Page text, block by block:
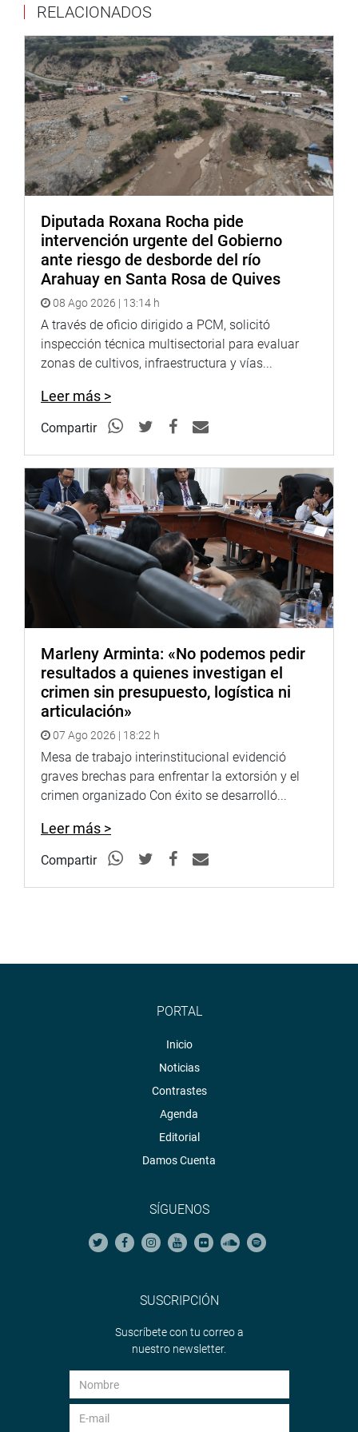
tienen la facultad de proponer temas de trabajo e
iniciativas dentro de su propio marco temático.
Lima, 15 de noviembre de 2021
COMISIÓN DEPUEBLOS ANDINOS
RELACIONADOS
Diputada Roxana Rocha pide
intervención urgente del Gobierno
ante riesgo de desborde del río
Arahuay en Santa Rosa de Quives
08 Ago 2026 | 13:14 h
A través de oficio dirigido a PCM, solicitó
inspección técnica multisectorial para evaluar
zonas de cultivos, infraestructura y vías...
Leer más >
Compartir
Marleny Arminta: «No podemos pedir
resultados a quienes investigan el
crimen sin presupuesto, logística ni
articulación»
07 Ago 2026 | 18:22 h
Mesa de trabajo interinstitucional evidenció
graves brechas para enfrentar la extorsión y el
crimen organizado Con éxito se desarrolló...
Leer más >
Compartir
PORTAL
Inicio
Noticias
Contrastes
Agenda
Editorial
Damos Cuenta
SÍGUENOS
SUSCRIPCIÓN
Suscríbete con tu correo a
nuestro newsletter.